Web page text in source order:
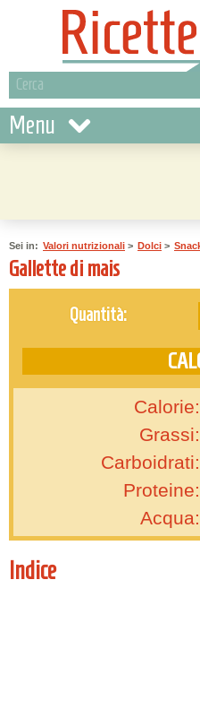
Menu
Sei in: Valori nutrizionali > Dolci >
Gallette di mais
Quantità:
Calorie:
Grassi:
Carboidrati:
Proteine:
Acqua:
Indice